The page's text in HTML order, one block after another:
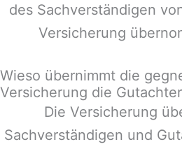
des Sachverständigen
Versicherung
Wieso übernimmt die
Versicherung die
Die Versicherung
Sachverständigen und